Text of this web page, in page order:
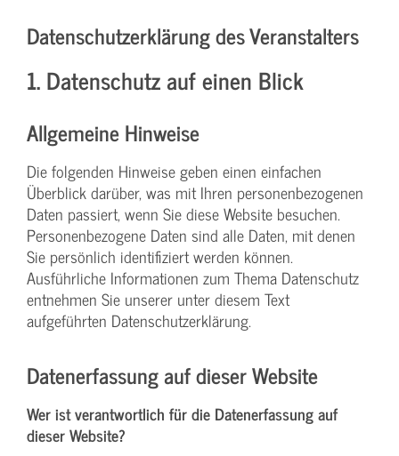
Datenschutzerklärung des Veranstalters
1. Datenschutz auf einen Blick
Allgemeine Hinweise
Die folgenden Hinweise geben einen einfachen
Überblick darüber, was mit Ihren personenbezogenen
Daten passiert, wenn Sie diese Website besuchen.
Personenbezogene Daten sind alle Daten, mit denen
Sie persönlich identifiziert werden können.
Ausführliche Informationen zum Thema Datenschutz
entnehmen Sie unserer unter diesem Text
aufgeführten Datenschutzerklärung.
Datenerfassung auf dieser Website
Wer ist verantwortlich für die Datenerfassung auf
dieser Website?